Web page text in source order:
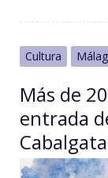
Cultura
Más de
entrada